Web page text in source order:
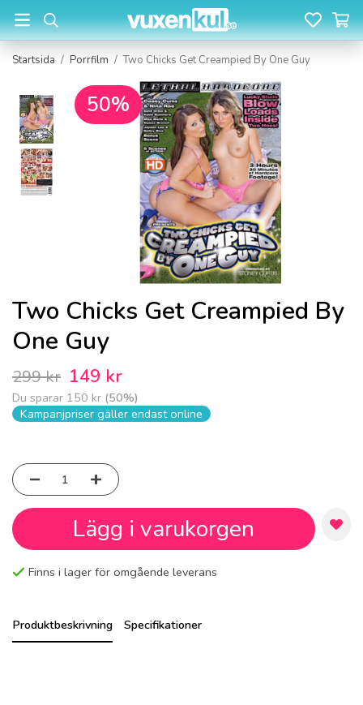
Startsida / Porrfilm / Two Chicks Get Creampied By One Guy
50%
Two Chicks Get Creampied By
One Guy
299 kr 149 kr
Du sparar 150 kr (50%)
Kampanjpriser gäller endast online
Lägg i varukorgen
Finns i lager för omgående leverans
Produktbeskrivning Specifikationer